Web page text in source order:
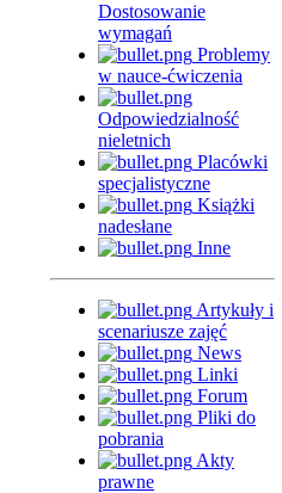
Dostosowanie
wymagań
Problemy
w nauce-ćwiczenia
Odpowiedzialność
nieletnich
Placówki
specjalistyczne
Książki
nadesłane
Inne
Artykuły i
scenariusze zajęć
News
Linki
Forum
Pliki do
pobrania
Akty
prawne